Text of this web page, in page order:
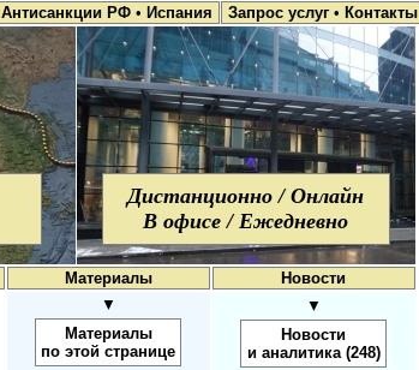
Антисанкции РФ • Испания Запрос услуг • Контакты
Дистанционно / Онлайн
В офисе / Ежедневно
Материалы Новости
▼
Материалы
по этой странице
▼
Новости
и аналитика (248)